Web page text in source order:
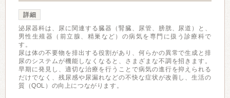
詳細
泌尿器科は、尿に関連する臓器（腎臓、尿管、膀胱、尿道）と、
男性生殖器（前立腺、精巣など）の病気を専門に扱う診療科で
す。
尿は体の不要物を排出する役割があり、何らかの異常で生成と排
尿のシステムが機能しなくなると、さまざまな不調を招きます。
早期に発見し、適切な治療を行うことで病気の進行を抑えられる
だけでなく、残尿感や尿漏れなどの不快な症状が改善し、生活の
質（QOL）の向上につながります。